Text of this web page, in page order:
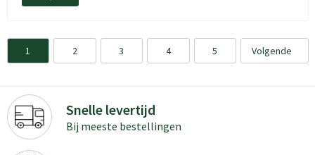
1 2 3 4 5 Volgende
Snelle levertijd
Bij meeste bestellingen